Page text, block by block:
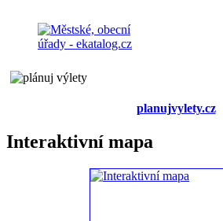
planujvylety.cz
Interaktivní mapa